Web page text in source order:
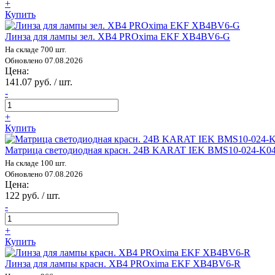
+
Купить
Линза для лампы зел. XB4 PROxima EKF XB4BV6-G
На складе 700 шт.
Обновлено 07.08.2026
Цена:
141.07 руб. / шт.
-
+
Купить
Матрица светодиодная красн. 24В KARAT IEK BMS10-024-
На складе 100 шт.
Обновлено 07.08.2026
Цена:
122 руб. / шт.
-
+
Купить
Линза для лампы красн. XB4 PROxima EKF XB4BV6-R